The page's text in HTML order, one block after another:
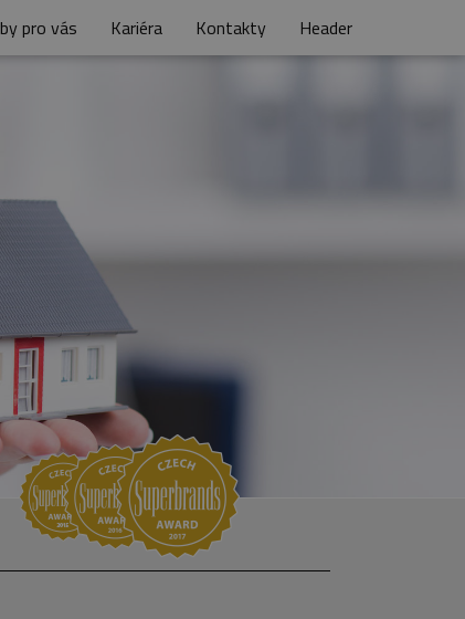
pro vás Kariéra Kontakty Header